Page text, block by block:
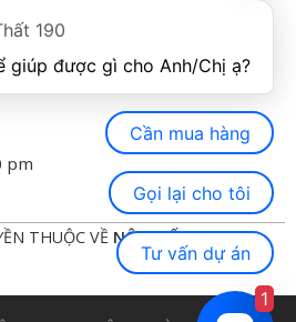
Bình Thạnh-HCM
pm
THUỘC VỀ NỘI THẤT 190
190
Cần mua hàng
Gọi lại cho tôi
Tư vấn dự án
1